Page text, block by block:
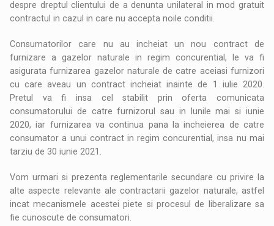
despre dreptul clientului de a denunta unilateral in mod gratuit
contractul in cazul in care nu accepta noile conditii.
Consumatorilor care nu au incheiat un nou contract de
furnizare a gazelor naturale in regim concurential, le va fi
asigurata furnizarea gazelor naturale de catre aceiasi furnizori
cu care aveau un contract incheiat inainte de 1 iulie 2020.
Pretul va fi insa cel stabilit prin oferta comunicata
consumatorului de catre furnizorul sau in lunile mai si iunie
2020, iar furnizarea va continua pana la incheierea de catre
consumator a unui contract in regim concurential, insa nu mai
tarziu de 30 iunie 2021.
Vom urmari si prezenta reglementarile secundare cu privire la
alte aspecte relevante ale contractarii gazelor naturale, astfel
incat mecanismele acestei piete si procesul de liberalizare sa
fie cunoscute de consumatori.